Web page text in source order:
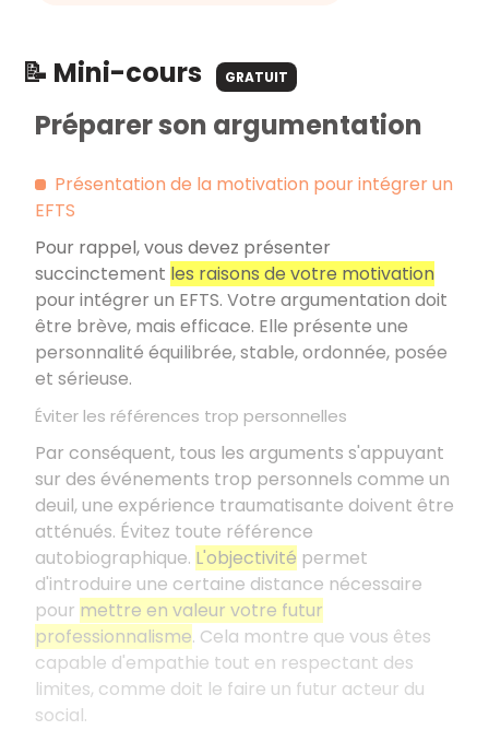
📝 Mini-cours GRATUIT
Préparer son argumentation
Présentation de la motivation pour intégrer un
EFTS
Pour rappel, vous devez présenter
succinctement les raisons de votre motivation
pour intégrer un EFTS. Votre argumentation doit
être brève, mais efficace. Elle présente une
personnalité équilibrée, stable, ordonnée, posée
et sérieuse.
Éviter les références trop personnelles
Par conséquent, tous les arguments s'appuyant
sur des événements trop personnels comme un
deuil, une expérience traumatisante doivent être
atténués. Évitez toute référence
autobiographique. L'objectivité permet
d'introduire une certaine distance nécessaire
pour mettre en valeur votre futur
professionnalisme. Cela montre que vous êtes
capable d'empathie tout en respectant des
limites, comme doit le faire un futur acteur du
social.